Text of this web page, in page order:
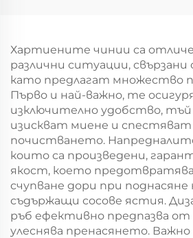
за
Хартиените чинии са
различни ситуации, свързани
като предлагат множество
Първо и най-важно, те
изключително удобство,
изискват миене и
почистването.
които са произведени,
якост, което
счупване дори при
съдържащи сосове ястия.
ръб ефективно предпазва от
улеснява пренасянето.